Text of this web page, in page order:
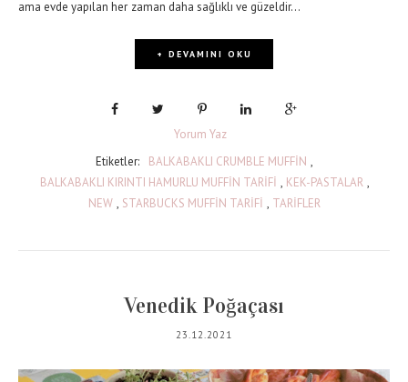
ama evde yapılan her zaman daha sağlıklı ve güzeldir...
+ DEVAMINI OKU
Yorum Yaz
Etiketler:
BALKABAKLI CRUMBLE MUFFİN ,
BALKABAKLI KIRINTI HAMURLU MUFFİN TARİFİ , KEK-PASTALAR ,
NEW , STARBUCKS MUFFİN TARİFİ , TARİFLER
Venedik Poğaçası
23.12.2021